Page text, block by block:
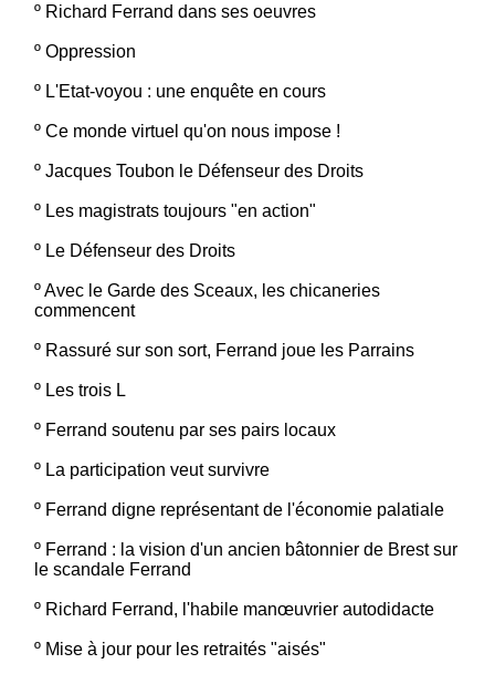
º Richard Ferrand dans ses oeuvres
º Oppression
º L'Etat-voyou : une enquête en cours
º Ce monde virtuel qu'on nous impose !
º Jacques Toubon le Défenseur des Droits
º Les magistrats toujours "en action"
º Le Défenseur des Droits
ºAvec le Garde des Sceaux, les chicaneries
commencent
º Rassuré sur son sort, Ferrand joue les Parrains
º Les trois L
º Ferrand soutenu par ses pairs locaux
º La participation veut survivre
º Ferrand digne représentant de l'économie palatiale
º Ferrand : la vision d'un ancien bâtonnier de Brest sur
le scandale Ferrand
º Richard Ferrand, l'habile manœuvrier autodidacte
º Mise à jour pour les retraités "aisés"